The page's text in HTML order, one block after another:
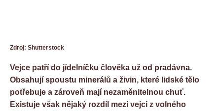
Zdroj: Shutterstock
Vejce patří do jídelníčku člověka už od pradávna.
Obsahují spoustu minerálů a živin, které lidské tělo
potřebuje a zároveň mají nezaměnitelnou chuť.
Existuje však nějaký rozdíl mezi vejci z volného